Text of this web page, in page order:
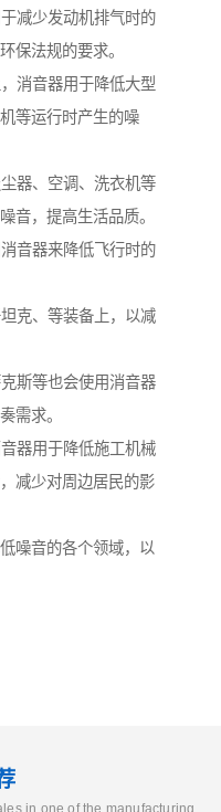
减少发动机排气时的
保法规的要求。
消音器用于降低大型
等运行时产生的噪
器、空调、洗衣机等
音，提高生活品质。
音器来降低飞行时的
克、等装备上，以减
斯等也会使用消音器
需求。
器用于降低施工机械
减少对周边居民的影
噪音的各个领域，以
in one of the manufacturing